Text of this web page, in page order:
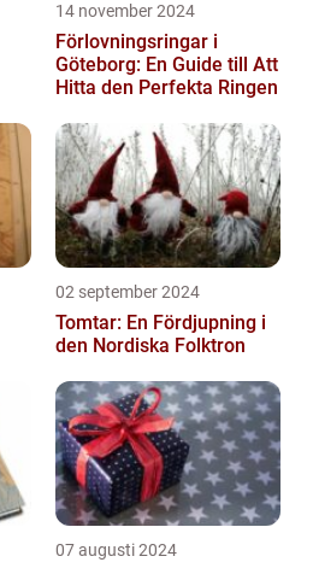
14 november 2024
Förlovningsringar i
Göteborg: En Guide till Att
Hitta den Perfekta Ringen
02 september 2024
Tomtar: En Fördjupning i
den Nordiska Folktron
07 augusti 2024